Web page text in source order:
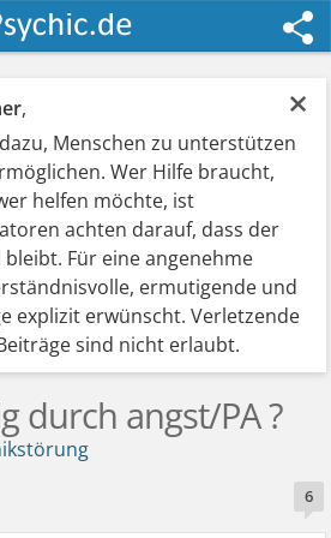
×
,
Menschen zu unterstützen
Wer Hilfe braucht,
helfen möchte, ist
achten darauf, dass der
Für eine angenehme
ermutigende und
explizit erwünscht. Verletzende
sind nicht erlaubt.
durch angst/PA ?
6